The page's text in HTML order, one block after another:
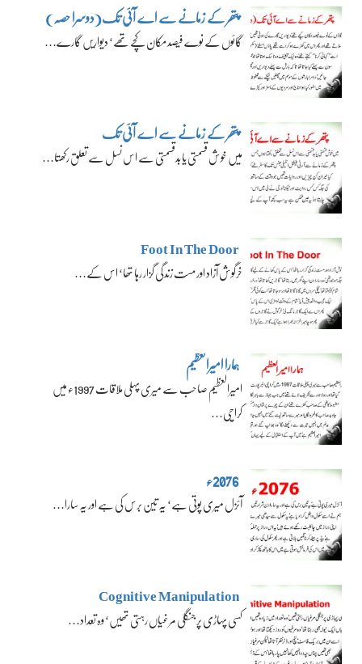
پتھر کے زمانے سے اے آئی تک(دوسرا حصہ)
گائوں کے نوے فیصد مکان کچے تھے‘ دیواریں گارے…
پتھر کے زمانے سے اے آئی تک
میں خوش قسمتی یا بدقسمتی سے اس نسل سے تعلق رکھتا…
Foot In The Door
خرگوش آزاد اور مست زندگی گزار رہا تھا‘ اس کے…
ہمارا امیرالعظیم
امیرالعظیم صاحب سے میری پہلی ملاقات 1997ء میں
کراچی…
2076ء
آئزل میری پوتی ہے‘ یہ تین برس کی ہے اور یہ سارا…
Cognitive Manipulation
کسی پہاڑی پر جنگلی مرغیاں رہتی تھیں‘ وہ تعداد…